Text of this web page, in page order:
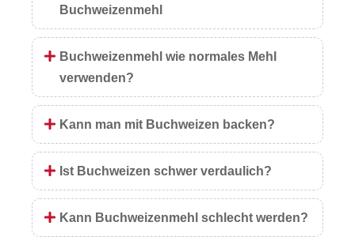
Buchweizenmehl
Buchweizenmehl wie normales Mehl
verwenden?
Kann man mit Buchweizen backen?
Ist Buchweizen schwer verdaulich?
Kann Buchweizenmehl schlecht werden?